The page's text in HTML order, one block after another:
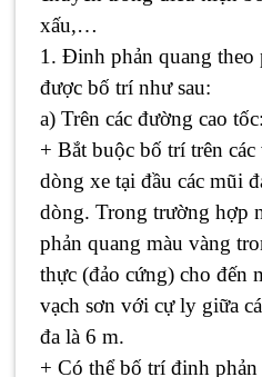
xấu,…
1. Đinh phản quang theo
được bố trí như sau:
a) Trên các đường cao tốc:
+ Bắt buộc bố trí trên
dòng xe tại đầu các mũi
dòng. Trong trường hợp
phản quang màu vàng
thực (đảo cứng) cho đến
vạch sơn với cự ly giữa
đa là 6 m.
+ Có thể bố trí đinh phản